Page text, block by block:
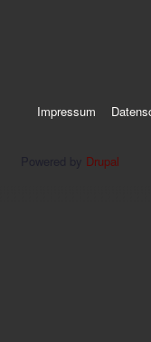
Impressum
Drupal